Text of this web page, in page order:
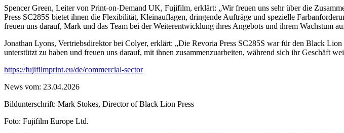
Spencer Green, Leiter von Print-on-Demand UK, Fujifilm, erklärt: „Wir freuen uns sehr über die
Press SC285S bietet ihnen die Flexibilität, Kleinauflagen, dringende Aufträge und spezielle
freuen uns darauf, Mark und das Team bei der Weiterentwicklung ihres Angebots und ihrem Wachstum
Jonathan Lyons, Vertriebsdirektor bei Colyer, erklärt: „Die Revoria Press SC285S war für den Black
unterstützt zu haben und freuen uns darauf, mit ihnen zusammenzuarbeiten, während sich ihr Geschäft
https://fujifilmprint.eu/de/commercial-sector
News vom: 23.04.2026
Bildunterschrift: Mark Stokes, Director of Black Lion Press
Foto: Fujifilm Europe Ltd.